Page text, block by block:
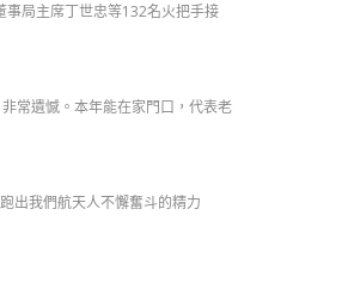
局主席丁世忠等132名火把手接
常遺憾。本年能在家門口，代表老
出我們航天人不懈奮斗的精力